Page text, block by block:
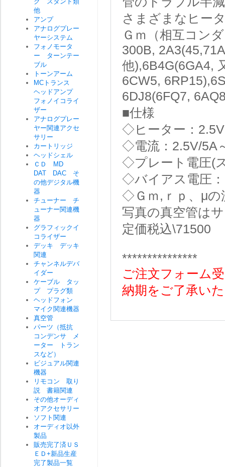
さまざまなヒー
Ｇｍ（相互コン
300B,
他),6B4G(6GA4,
6CW5,
6DJ8(6FQ7,
■仕様
◇ヒーター：
◇電流：2.5V/5A
◇プレート電圧(
◇バイアス電圧
◇Ｇｍ,ｒｐ、μ
写真の真空管は
定価税込\71500
***************
ご注文フォーム
納期をご了承い
他
アンプ
アナログプレー
ヤーシステム
フォノモータ
ー ターンテー
ブル
トーンアーム
MCトランス
ヘッドアンプ
フォノイコライ
ザー
アナログプレー
ヤー関連アクセ
サリー
カートリッジ
ヘッドシェル
ＣＤ MD
DAT DAC そ
の他デジタル機
器
チューナー チ
ューナー関連機
器
グラフィックイ
コライザー
デッキ デッキ
関連
チャンネルデバ
イダー
ケーブル タッ
プ プラグ類
ヘッドフォン
マイク関連機器
真空管
パーツ（抵抗
コンデンサ メ
ーター トラン
スなど）
ビジュアル関連
機器
リモコン 取り
説 書籍関連
その他オーディ
オアクセサリー
ソフト関連
オーディオ以外
製品
販売完了済ＵＳ
ＥＤ+新品生産
完了製品一覧